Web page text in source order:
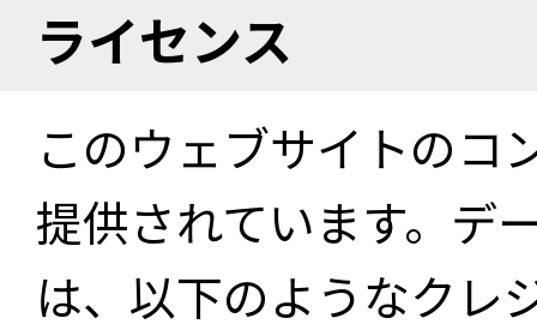
ライセンス
このウェブサイトのコ
提供されています。デ
は、以下のようなクレ